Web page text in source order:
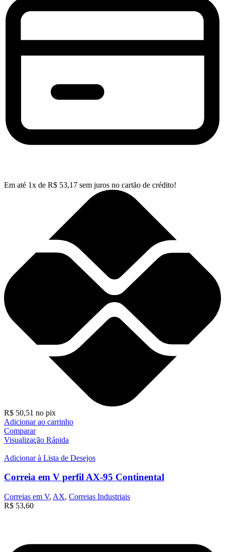
Em até 1x de R$ 53,17 sem juros no cartão de crédito!
R$ 50,51 no pix
Adicionar ao carrinho
Comparar
Visualização Rápida
Adicionar à Lista de Desejos
Correia em V perfil AX-95 Continental
Correias em V, AX, Correias Industriais
R$ 53,60